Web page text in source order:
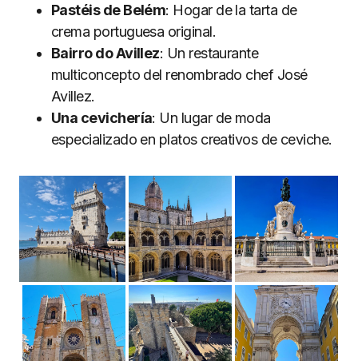
Pastéis de Belém: Hogar de la tarta de
crema portuguesa original.
Bairro do Avillez: Un restaurante
multiconcepto del renombrado chef José
Avillez.
Una cevichería: Un lugar de moda
especializado en platos creativos de ceviche.